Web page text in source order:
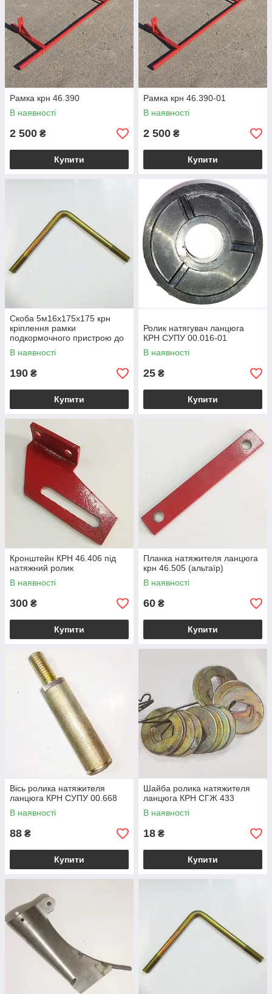
Рамка крн 46.390
В наявності
2 500 ₴
Купити
Рамка крн 46.390-01
В наявності
2 500 ₴
Купити
Скоба 5м16х175х175 крн
кріплення рамки
подкормочного пристрою до
бруса
В наявності
190 ₴
Купити
Ролик натягувач ланцюга
КРН СУПУ 00.016-01
В наявності
25 ₴
Купити
Кронштейн КРН 46.406 під
натяжний ролик
В наявності
300 ₴
Купити
Планка натяжителя ланцюга
крн 46.505 (альтаїр)
В наявності
60 ₴
Купити
Вісь ролика натяжителя
ланцюга КРН СУПУ 00.668
В наявності
88 ₴
Купити
Шайба ролика натяжителя
ланцюга КРН СГЖ 433
В наявності
18 ₴
Купити